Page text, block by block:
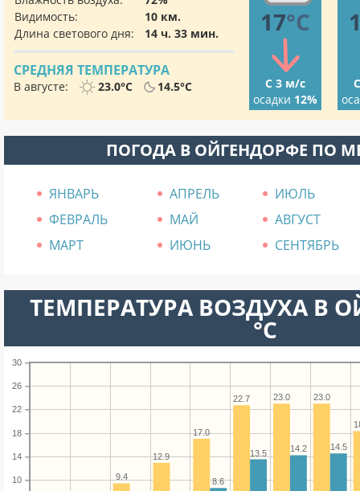
Видимость:
10 км.
Длина светового дня:
14 ч. 33 мин.
СРЕДНЯЯ ТЕМПЕРАТУРА
В августе: 23.0°C 14.5°C
17°C
С 3 м/с
осадки 12%
ПОГОДА В ОЙГЕНДОРФЕ ПО
ЯНВАРЬ АПРЕЛЬ
ИЮЛЬ
ФЕВРАЛЬ
МАЙ
АВГУСТ
МАРТ
ИЮНЬ СЕНТЯБРЬ
ТЕМПЕРАТУРА ВОЗДУХА В
°C
10
14
18
22
26
30
23.0
23.0
22.7
17.0
12.9
9.4
14.5
14.2
13.5
8.6